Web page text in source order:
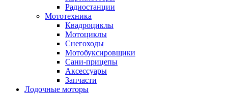
Радиостанции
Мототехника
Квадроциклы
Мотоциклы
Снегоходы
Мотобуксировщики
Сани-прицепы
Аксессуары
Запчасти
Лодочные моторы